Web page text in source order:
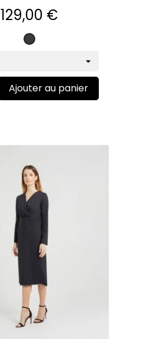
Prix
129,00 €
Gris
Ajouter au panier